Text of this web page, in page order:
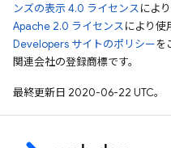
ンズの表示 4.0 ライセンスによ
Apache 2.0 ライセンスにより使
Developers サイトのポリシーを
関連会社の登録商標です。
最終更新日 2020-06-22 UTC。